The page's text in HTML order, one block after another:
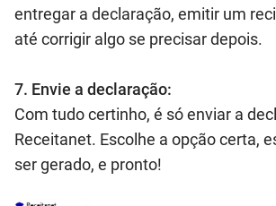
entregar a declaração, emitir um
até corrigir algo se precisar depois.
7. Envie a declaração:
Com tudo certinho, é só enviar a
Receitanet. Escolhe a opção certa,
ser gerado, e pronto!